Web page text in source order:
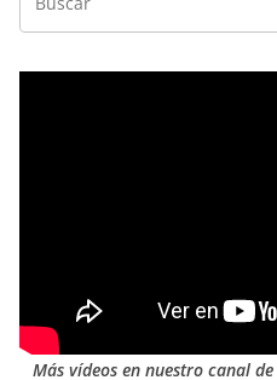
Más vídeos en nuestro canal de